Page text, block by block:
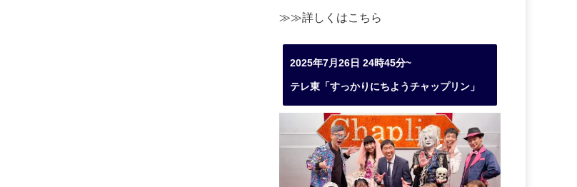
≫≫詳しくはこちら
2025年7月26日 24時45分~
テレ東「すっかりにちようチャップリン」